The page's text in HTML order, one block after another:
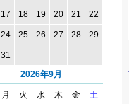
17 18 19 20 21 22
24 25 26 27 28 29
31
2026年9月
月 火 水 木 金 土